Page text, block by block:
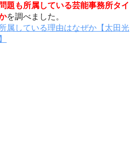
題も所属している芸能事務所タイ
を調べました。
属している理由はなぜか【太田光